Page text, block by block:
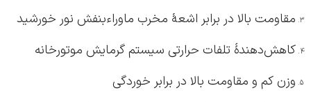
مقاومت بالا در برابر اشعۀ مخرب ماوراءبنفش نور خورشید
کاهش‌دهندۀ تلفات حرارتی سیستم گرمایش موتورخانه
وزن کم و مقاومت بالا در برابر خوردگی